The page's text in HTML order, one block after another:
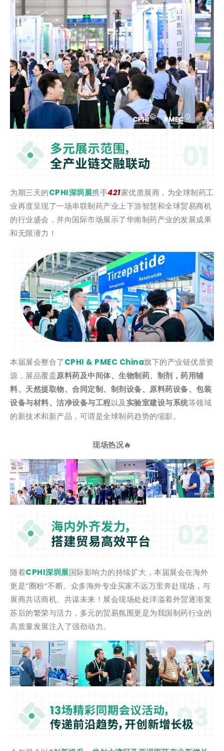
为期三天的CPHI深圳展携手421家优质展商，为全球制药工
业再度呈现了一场串联制药产业上下游智慧和全球贸易商机
的行业盛会，并向国际市场展示了华南制药产业的发展成果
和无限潜力！
本届展会整合了CPHI & PMEC China旗下的产业链优质资
源，展品覆盖原料药及中间体、生物制药、制剂，药用辅
料、天然提取物、合同定制、制剂设备、原料药设备、包装
设备与材料、洁净设备与工程以及实验室建设与系统等领域
的新技术和新产品，可谓是全球制药趋势的缩影。
现场热况🔥
随着CPHI深圳展国际影响力的持续扩大，本届展会在海外
更是“圈粉”不断。众多海外专业买家不远万里奔赴现场，与
展商共话商机、共谋未来！展会现场处处洋溢着外贸逐渐复
苏后的繁荣与活力，多元的贸易氛围更是为我国制药行业的
高质量发展注入了强劲动力。